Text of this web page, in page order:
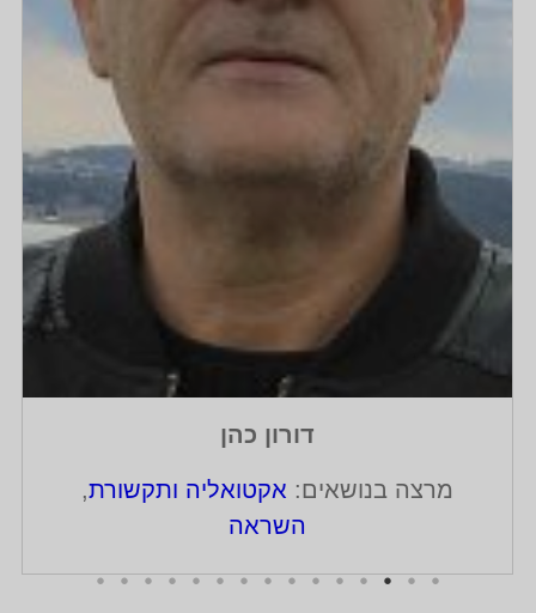
דורון כהן
מרצה בנושאים: אקטואליה ותקשורת,
השראה